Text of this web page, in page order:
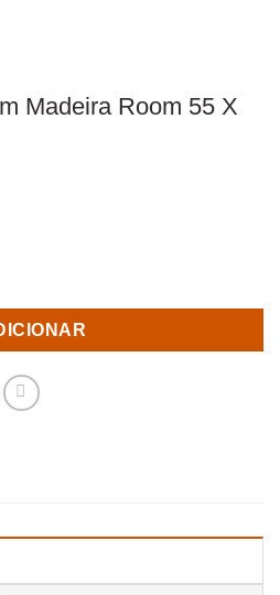
Madeira Room 55 X
Elm Madeira Room 55 X 60 X 77